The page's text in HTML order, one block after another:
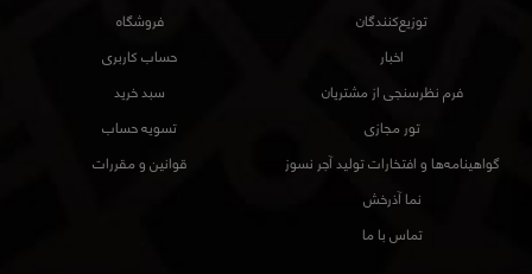
توزیع‌کنندگان
اخبار
فرم نظرسنجی از مشتریان
تور مجازی
گواهینامه‌ها و افتخارات تولید آجر نسوز
نما آذرخش
تماس با ما
فروشگاه
حساب کاربری
سبد خرید
تسویه حساب
قوانین و مقررات